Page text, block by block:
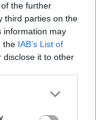
the further
third parties on the
information may
the IAB’s List of
disclose it to other
or more Google
You may click to
διάσωσης
από τα
με τις